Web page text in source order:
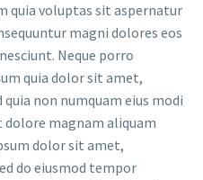
quia voluptas sit aspernatur
magni dolores eos
Neque porro
quia dolor sit amet,
non numquam eius modi
magnam aliquam
dolor sit amet,
do eiusmod tempor